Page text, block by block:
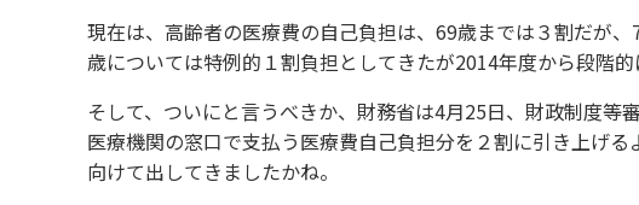
現在は、高齢者の医療費の自己負担は、69歳までは３割だが
歳については特例的１割負担としてきたが2014年度から段階的
そして、ついにと言うべきか、財務省は4月25日、財政制度
医療機関の窓口で支払う医療費自己負担分を２割に引き上げ
向けて出してきましたかね。